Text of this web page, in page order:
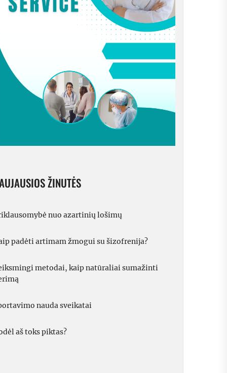
ŽINUTĖS
nuo azartinių lošimų
padėti artimam žmogui su šizofrenija?
metodai, kaip natūraliai sumažinti
nauda sveikatai
aš toks piktas?